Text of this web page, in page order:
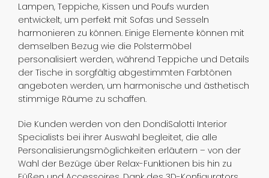
Lampen, Teppiche, Kissen und Poufs wurden
entwickelt, um perfekt mit Sofas und Sesseln
harmonieren zu können. Einige Elemente können mit
demselben Bezug wie die Polstermöbel
personalisiert werden, während Teppiche und Details
der Tische in sorgfältig abgestimmten Farbtönen
angeboten werden, um harmonische und ästhetisch
stimmige Räume zu schaffen.
Die Kunden werden von den DondiSalotti Interior
Specialists bei ihrer Auswahl begleitet, die alle
Personalisierungsmöglichkeiten erläutern – von der
Wahl der Bezüge über Relax-Funktionen bis hin zu